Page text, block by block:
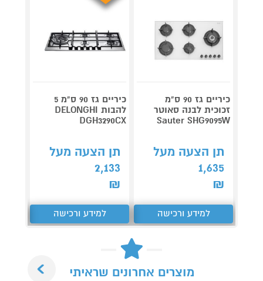
כיריים גז 90 ס"מ
זכוכית לבנה סאוטר
Sauter SHG9095W
תן הצעה מעל
1,635
₪
למידע ורכישה
כיריים גז 90 ס"מ 5
להבות DELONGHI
DGH3290CX
תן הצעה מעל
2,133
₪
למידע ורכישה
מוצרים אחרונים שראיתי